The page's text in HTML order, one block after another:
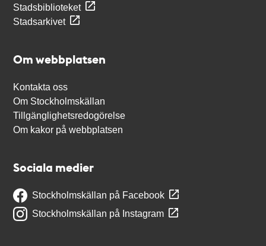
Stadsbiblioteket
Stadsarkivet
Om webbplatsen
Kontakta oss
Om Stockholmskällan
Tillgänglighetsredogörelse
Om kakor på webbplatsen
Sociala medier
Stockholmskällan på Facebook
Stockholmskällan på Instagram